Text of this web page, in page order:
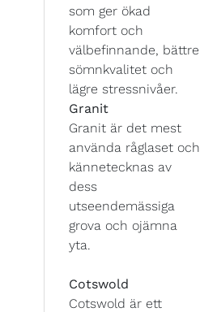
som ger ökad
komfort och
välbefinnande, bättre
sömnkvalitet och
lägre stressnivåer.
Granit
Granit är det mest
använda råglaset och
kännetecknas av
dess
utseendemässiga
grova och ojämna
yta.
Cotswold
Cotswold är ett